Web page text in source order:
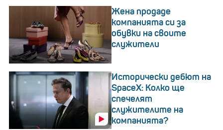
Жена продаде
компанията си за
обувки на своите
служители
Исторически дебют на
SpaceX: Колко ще
спечелят
служителите на
компанията?